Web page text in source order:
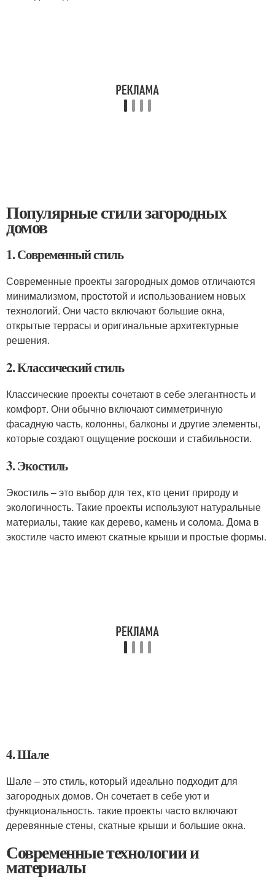
Популярные стили загородных
домов
1. Современный стиль
Современные проекты загородных домов отличаются
минимализмом, простотой и использованием новых
технологий. Они часто включают большие окна,
открытые террасы и оригинальные архитектурные
решения.
2. Классический стиль
Классические проекты сочетают в себе элегантность и
комфорт. Они обычно включают симметричную
фасадную часть, колонны, балконы и другие элементы,
которые создают ощущение роскоши и стабильности.
3. Экостиль
Экостиль – это выбор для тех, кто ценит природу и
экологичность. Такие проекты используют натуральные
материалы, такие как дерево, камень и солома. Дома в
экостиле часто имеют скатные крыши и простые формы.
4. Шале
Шале – это стиль, который идеально подходит для
загородных домов. Он сочетает в себе уют и
функциональность. такие проекты часто включают
деревянные стены, скатные крыши и большие окна.
Современные технологии и
материалы